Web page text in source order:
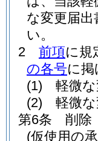
な変更届出
い。
2
前項に規
の各号に
(1)
軽微
(2)
軽微
第6条
削除
(仮使用の